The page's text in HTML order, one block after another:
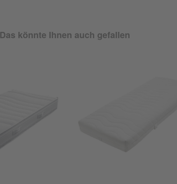
Das könnte Ihnen auch gefallen